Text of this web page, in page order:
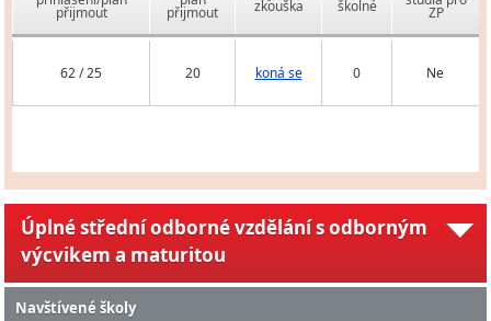
přijmout přijmout zkouška školné ZP
62 / 25 20 koná se 0 Ne
Úplné střední odborné vzdělání s odborným
výcvikem a maturitou
Navštívené školy